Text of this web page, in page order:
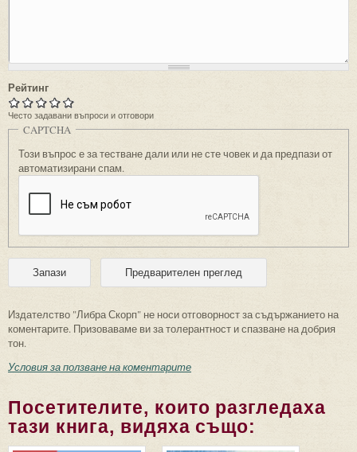
Рейтинг
Често задавани въпроси и отговори
CAPTCHA
Този въпрос е за тестване дали или не сте човек и да предпази от
автоматизирани спам.
Издателство "Либра Скорп" не носи отговорност за съдържанието на
коментарите. Призоваваме ви за толерантност и спазване на добрия
тон.
Условия за ползване на коментарите
Посетителите, които разгледаха
тази книга, видяха също: